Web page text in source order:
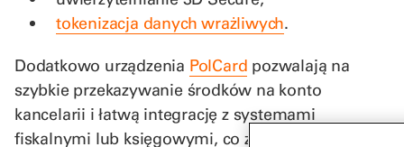
tokenizacja danych wrażliwych.
Dodatkowo urządzenia PolCard pozwalają na
szybkie przekazywanie środków na konto
kancelarii i łatwą integrację z systemami
fiskalnymi lub księgowymi, co znacząco